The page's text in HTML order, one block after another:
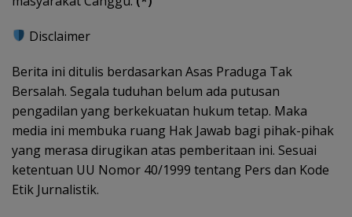
Disclaimer
Berita ini ditulis berdasarkan Asas Praduga Tak
Bersalah. Segala tuduhan belum ada putusan
pengadilan yang berkekuatan hukum tetap. Maka
media ini membuka ruang Hak Jawab bagi pihak-pihak
yang merasa dirugikan atas pemberitaan ini. Sesuai
ketentuan UU Nomor 40/1999 tentang Pers dan Kode
Etik Jurnalistik.